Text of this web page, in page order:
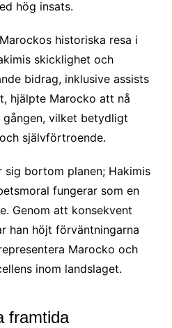
hög insats.
historiska resa i
skicklighet och
bidrag, inklusive assists
hjälpte Marocko att nå
vilket betydligt
självförtroende.
sig bortom planen; Hakimis
fungerar som en
Genom att konsekvent
han höjt förväntningarna
Marocko och
inom landslaget.
framtida